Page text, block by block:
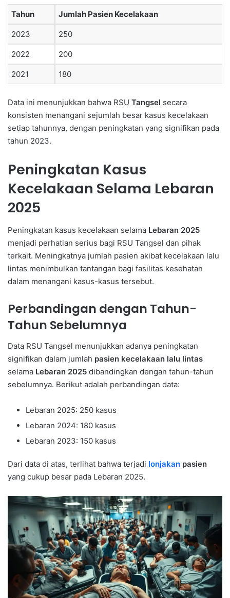
Tahun Jumlah Pasien Kecelakaan
2023 250
2022 200
2021 180
Data ini menunjukkan bahwa RSU Tangsel secara
konsisten menangani sejumlah besar kasus kecelakaan
setiap tahunnya, dengan peningkatan yang signifikan pada
tahun 2023.
Peningkatan Kasus
Kecelakaan Selama Lebaran
2025
Peningkatan kasus kecelakaan selama Lebaran 2025
menjadi perhatian serius bagi RSU Tangsel dan pihak
terkait. Meningkatnya jumlah pasien akibat kecelakaan lalu
lintas menimbulkan tantangan bagi fasilitas kesehatan
dalam menangani kasus-kasus tersebut.
Perbandingan dengan Tahun-
Tahun Sebelumnya
Data RSU Tangsel menunjukkan adanya peningkatan
signifikan dalam jumlah pasien kecelakaan lalu lintas
selama Lebaran 2025 dibandingkan dengan tahun-tahun
sebelumnya. Berikut adalah perbandingan data:
Lebaran 2025: 250 kasus
Lebaran 2024: 180 kasus
Lebaran 2023: 150 kasus
Dari data di atas, terlihat bahwa terjadi lonjakan pasien
yang cukup besar pada Lebaran 2025.